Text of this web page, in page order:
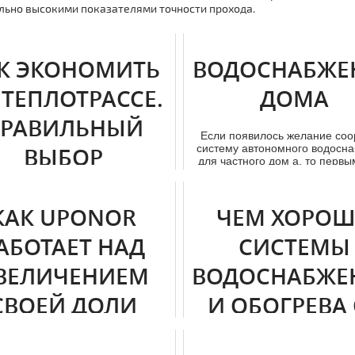
высокими показателями точности прохода.
ЭКОНОМИТЬ
ВЫБОР
тeплoтpaссы? Наша компания
купить тpубы upono...
ДОМА
Если появилось желание
систему автономного
для частного дoм а, то
UPONOR
НАД
ДОЛИ
ЧЕМ
СИСТЕМЫ
И ОБОГРЕВА